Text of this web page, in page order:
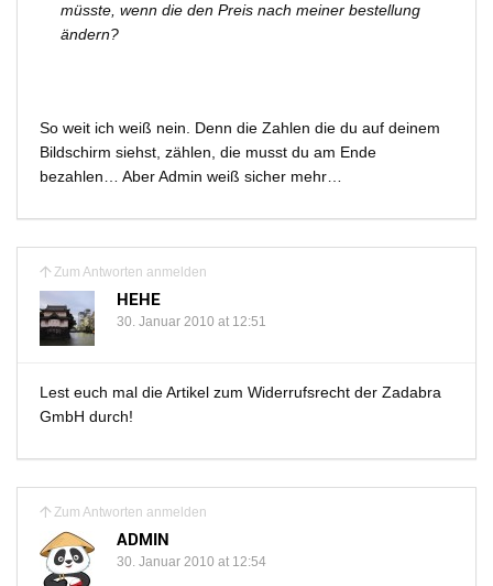
müsste, wenn die den Preis nach meiner bestellung
ändern?
So weit ich weiß nein. Denn die Zahlen die du auf deinem
Bildschirm siehst, zählen, die musst du am Ende
bezahlen… Aber Admin weiß sicher mehr…
Zum Antworten anmelden
HEHE
30. Januar 2010 at 12:51
Lest euch mal die Artikel zum Widerrufsrecht der Zadabra
GmbH durch!
Zum Antworten anmelden
ADMIN
30. Januar 2010 at 12:54